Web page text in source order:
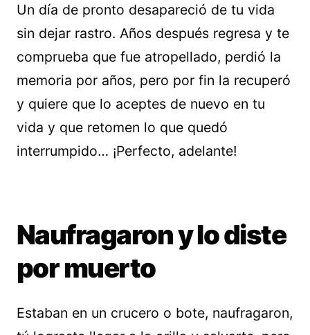
Un día de pronto desapareció de tu vida
sin dejar rastro. Años después regresa y te
comprueba que fue atropellado, perdió la
memoria por años, pero por fin la recuperó
y quiere que lo aceptes de nuevo en tu
vida y que retomen lo que quedó
interrumpido… ¡Perfecto, adelante!
Naufragaron y lo diste
por muerto
Estaban en un crucero o bote, naufragaron,